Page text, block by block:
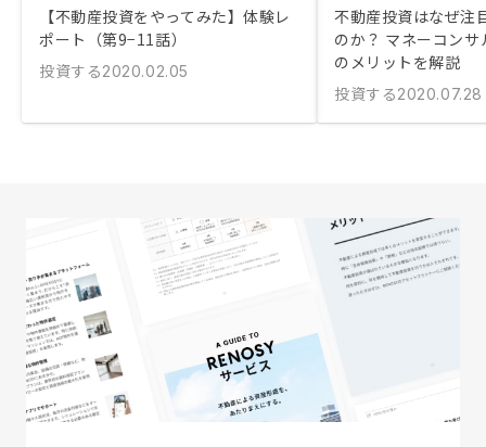
【不動産投資をやってみた】体験レ
ポート（第9−11話）
投資する2020.02.05
不動産投資はなぜ注
のか？ マネーコン
のメリットを解説
投資する2020.07.28